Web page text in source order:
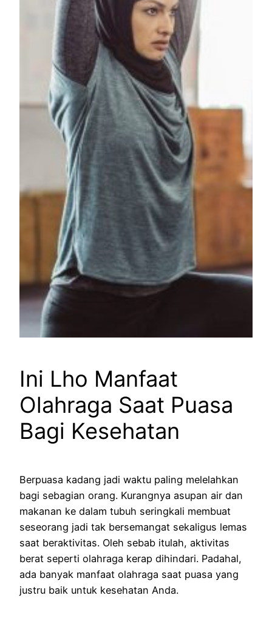
Ini Lho Manfaat
Olahraga Saat Puasa
Bagi Kesehatan
Berpuasa kadang jadi waktu paling melelahkan
bagi sebagian orang. Kurangnya asupan air dan
makanan ke dalam tubuh seringkali membuat
seseorang jadi tak bersemangat sekaligus lemas
saat beraktivitas. Oleh sebab itulah, aktivitas
berat seperti olahraga kerap dihindari. Padahal,
ada banyak manfaat olahraga saat puasa yang
justru baik untuk kesehatan Anda.